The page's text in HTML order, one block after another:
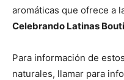
aromáticas que ofrece a
Celebrando Latinas
Para información de
naturales, llamar para